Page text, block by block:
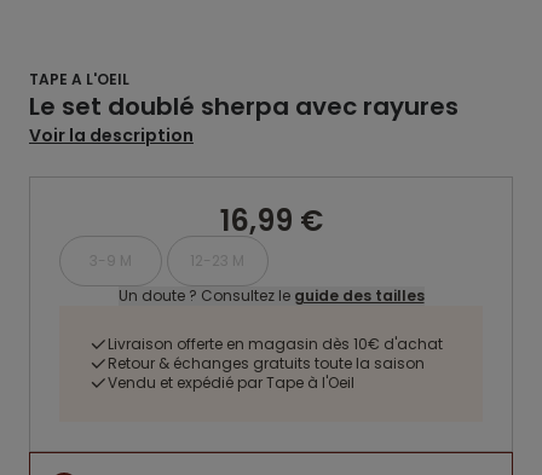
TAPE A L'OEIL
Le set doublé sherpa avec rayures
Voir la description
16,99 €
3-9 M
12-23 M
Un doute ? Consultez le guide des tailles
Livraison offerte en magasin dès 10€ d'achat
Retour & échanges gratuits toute la saison
Vendu et expédié par Tape à l'Oeil